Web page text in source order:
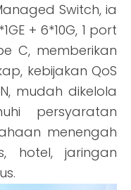
Switch, ia
+ 6*10G, 1 port
C, memberikan
kebijakan QoS
mudah dikelola
persyaratan
menengah
hotel, jaringan